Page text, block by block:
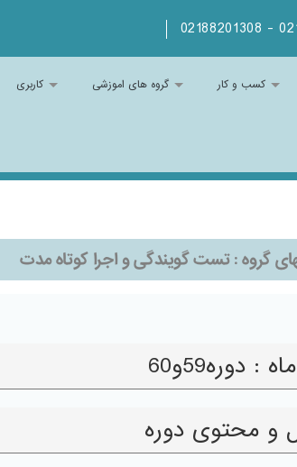
کسب و کار گروه های اموزشی کاربری
گروه :تست گویندگی و اجرا کوتاه مدت
: دوره59و60
و محتوی دوره